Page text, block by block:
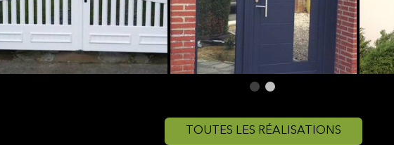
TOUTES LES RÉALISATIONS